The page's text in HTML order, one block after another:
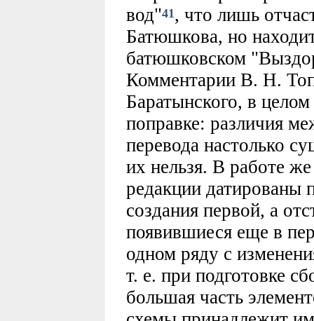
вод"41 , что лишь
Батюшкова, но
батюшковском
Комментарии В. Н.
Баратынского, в
поправке: различия
перевода настолько
их нельзя. В работе
редакции датированы
создания первой, а
появившиеся еще в
одном ряду с
т. е. при подготовке
большая часть